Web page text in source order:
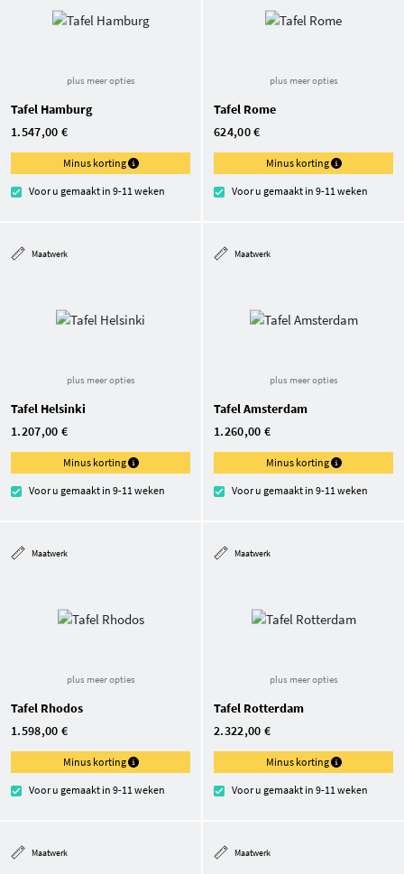
plus meer opties
Tafel Hamburg
1.547,00 €
Minus korting
Voor u gemaakt in 9-11 weken
plus meer opties
Tafel Rome
624,00 €
Minus korting
Voor u gemaakt in 9-11 weken
Maatwerk
plus meer opties
Tafel Helsinki
1.207,00 €
Minus korting
Voor u gemaakt in 9-11 weken
Maatwerk
plus meer opties
Tafel Amsterdam
1.260,00 €
Minus korting
Voor u gemaakt in 9-11 weken
Maatwerk
plus meer opties
Tafel Rhodos
1.598,00 €
Minus korting
Voor u gemaakt in 9-11 weken
Maatwerk
plus meer opties
Tafel Rotterdam
2.322,00 €
Minus korting
Voor u gemaakt in 9-11 weken
Maatwerk Maatwerk